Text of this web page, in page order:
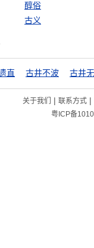
醇俗
古义
直 古井不波 古井
关于我们 | 联系方式|
粤ICP备